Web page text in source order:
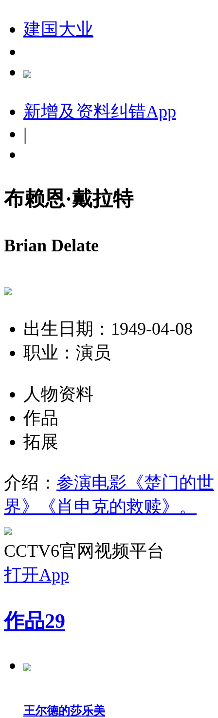
建国大业
新增及资料纠错App
|
布赖恩·戴拉特
Brian Delate
出生日期：1949-04-08
职业：演员
人物资料
作品
拓展
介绍： 参演电影《楚门的世
界》《肖申克的救赎》。
CCTV6官网视频平台
打开App
作品29
王尔德的莎乐美